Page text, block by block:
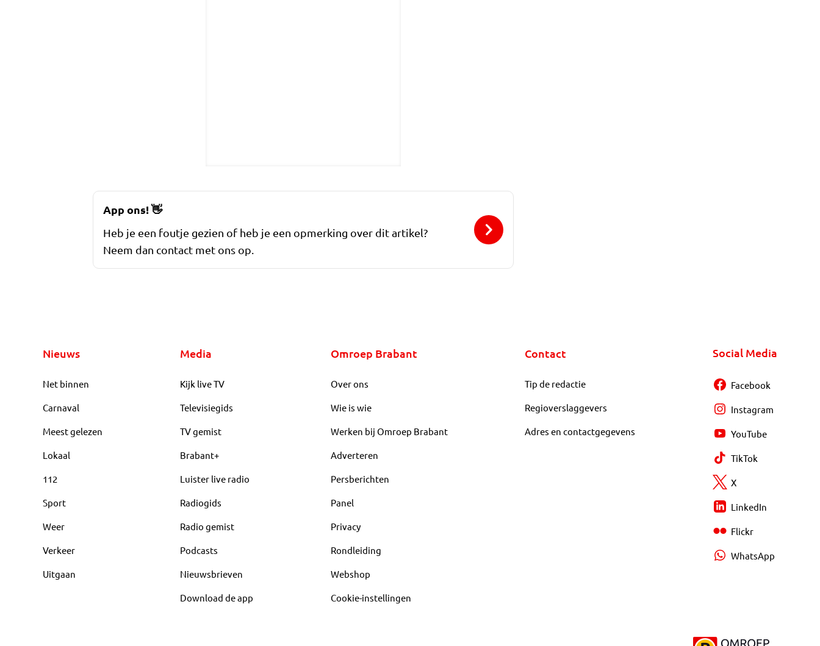
App ons!👋
Heb je een foutje gezien of heb je een opmerking over dit artikel?
Neem dan contact met ons op.
Nieuws
Net binnen
Carnaval
Meest gelezen
Lokaal
112
Sport
Weer
Verkeer
Uitgaan
Media
Kijk live TV
Televisiegids
TV gemist
Brabant+
Luister live radio
Radiogids
Radio gemist
Podcasts
Nieuwsbrieven
Download de app
Omroep Brabant
Over ons
Wie is wie
Werken bij Omroep Brabant
Adverteren
Persberichten
Panel
Privacy
Rondleiding
Webshop
Cookie-instellingen
Contact
Tip de redactie
Regioverslaggevers
Adres en contactgegevens
Social Media
Facebook
Instagram
YouTube
TikTok
X
LinkedIn
Flickr
WhatsApp